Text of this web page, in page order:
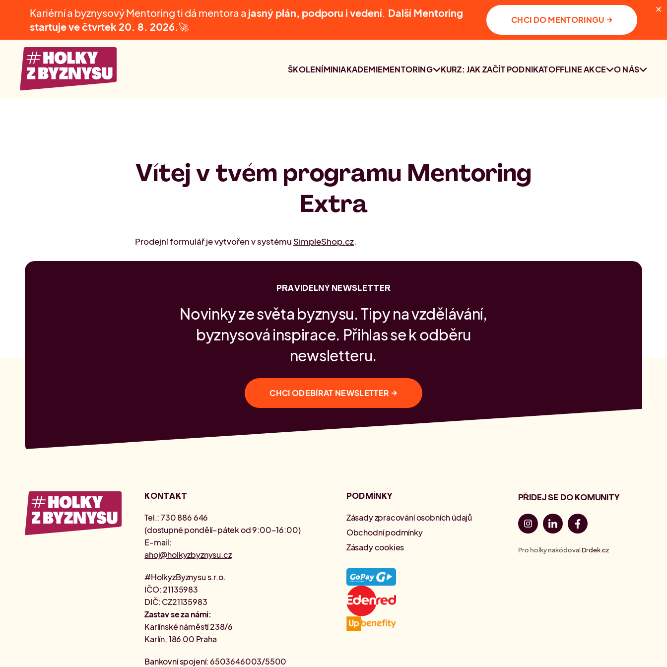
✕
Kariérní a byznysový Mentoring ti dá mentora a jasný plán, podporu i vedení. Další Mentoring
startuje ve čtvrtek 20. 8. 2026.🚀
CHCI DO MENTORINGU →
ŠKOLENÍMINIAKADEMIEMENTORING KURZ: JAK ZAČÍT PODNIKATOFFLINE AKCE O NÁS
Vítej v tvém programu Mentoring
Extra
Prodejní formulář je vytvořen v systému SimpleShop.cz.
PRAVIDELNÝ NEWSLETTER
Novinky ze světa byznysu. Tipy na vzdělávání,
byznysová inspirace. Přihlas se k odběru
newsletteru.
CHCI ODEBÍRAT NEWSLETTER →
KONTAKT
Tel.: 730 886 646
(dostupné pondělí–pátek od 9:00–16:00)
E-mail:
ahoj@holkyzbyznysu.cz
#HolkyzByznysu s.r.o.
IČO: 21135983
DIČ: CZ21135983
Zastav se za námi:
Karlínské náměstí 238/6
Karlín, 186 00 Praha
Bankovní spojení: 6503646003/5500
PODMÍNKY
Zásady zpracování osobních údajů
Obchodní podmínky
Zásady cookies
PŘIDEJ SE DO KOMUNITY
Pro holky nakódovalDrdek.cz